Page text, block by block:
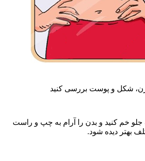
و پوست بررسی کنید
کنید و بدن را آرام به چپ و راست
دیده شود.